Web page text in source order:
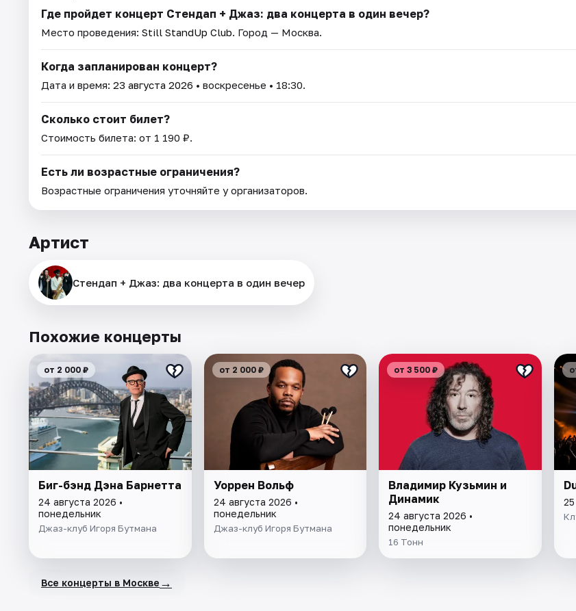
Где пройдет концерт Стендап + Джаз: два концерта в один вечер?
Место проведения: Still StandUp Club. Город — Москва.
Когда запланирован концерт?
Дата и время: 23 августа 2026 • воскресенье • 18:30.
Сколько стоит билет?
Стоимость билета: от 1 190 ₽.
Есть ли возрастные ограничения?
Возрастные ограничения уточняйте у организаторов.
Артист
Стендап + Джаз: два концерта в один вечер
Похожие концерты
от 2 000 ₽
Биг-бэнд Дэна Барнетта
24 августа 2026 •
понедельник
Джаз-клуб Игоря Бутмана
от 2 000 ₽
Уоррен Вольф
24 августа 2026 •
понедельник
Джаз-клуб Игоря Бутмана
от 3 500 ₽
Владимир Кузьмин и
Динамик
24 августа 2026 •
понедельник
16 Тонн
Все концерты в Москве →